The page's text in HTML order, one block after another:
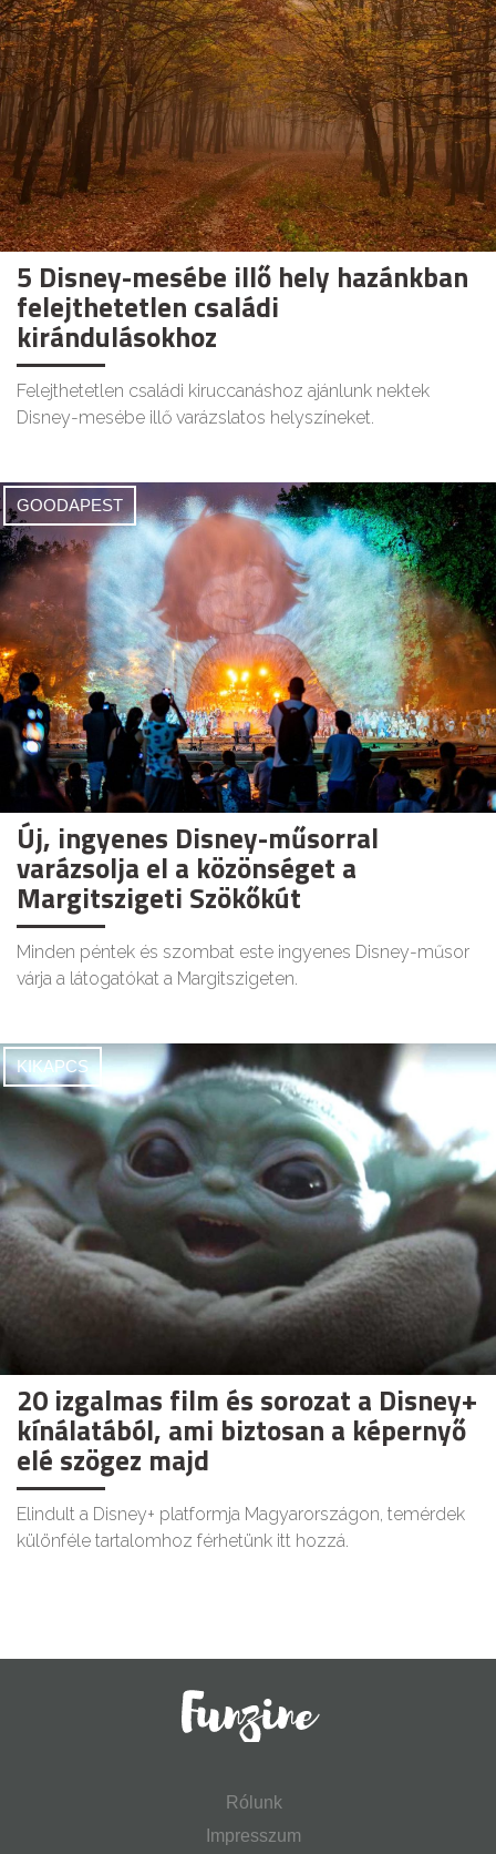
5 Disney-mesébe illő hely hazánkban
felejthetetlen családi
kirándulásokhoz
Felejthetetlen családi kiruccanáshoz ajánlunk nektek
Disney-mesébe illő varázslatos helyszíneket.
GOODAPEST
Új, ingyenes Disney-műsorral
varázsolja el a közönséget a
Margitszigeti Szökőkút
Minden péntek és szombat este ingyenes Disney-műsor
várja a látogatókat a Margitszigeten.
KIKAPCS
20 izgalmas film és sorozat a Disney+
kínálatából, ami biztosan a képernyő
elé szögez majd
Elindult a Disney+ platformja Magyarországon, temérdek
különféle tartalomhoz férhetünk itt hozzá.
Rólunk
Impresszum